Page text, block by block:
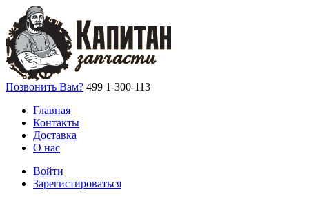
Позвонить Вам? 499 1-300-113
Главная
Контакты
Доставка
О нас
Войти
Зарегистироваться